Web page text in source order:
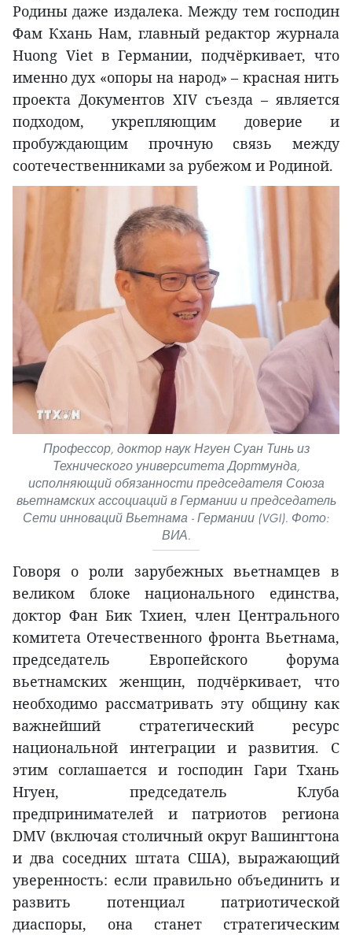
Родины даже издалека. Между тем господин
Фам Кхань Нам, главный редактор журнала
Huong Viet в Германии, подчёркивает, что
именно дух «опоры на народ» – красная нить
проекта Документов XIV съезда – является
подходом, укрепляющим доверие и
пробуждающим прочную связь между
соотечественниками за рубежом и Родиной.
Профессор, доктор наук Нгуен Суан Тинь из
Технического университета Дортмунда,
исполняющий обязанности председателя Союза
вьетнамских ассоциаций в Германии и председатель
Сети инноваций Вьетнама - Германии (VGI). Фото:
ВИА.
Говоря о роли зарубежных вьетнамцев в
великом блоке национального единства,
доктор Фан Бик Тхиен, член Центрального
комитета Отечественного фронта Вьетнама,
председатель Европейского форума
вьетнамских женщин, подчёркивает, что
необходимо рассматривать эту общину как
важнейший стратегический ресурс
национальной интеграции и развития. С
этим соглашается и господин Гари Тхань
Нгуен, председатель Клуба
предпринимателей и патриотов региона
DMV (включая столичный округ Вашингтона
и два соседних штата США), выражающий
уверенность: если правильно объединить и
развить потенциал патриотической
диаспоры, она станет стратегическим